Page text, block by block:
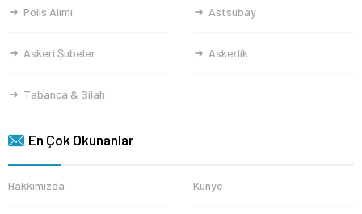
Polis Alımı Astsubay
Askeri Şubeler Askerlik
Tabanca & Silah
En Çok Okunanlar
Hakkımızda Künye